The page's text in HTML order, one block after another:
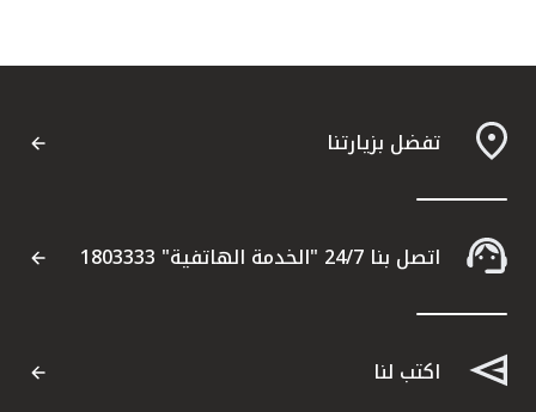
تفضل بزيارتنا
اتصل بنا 24/7 "الخدمة الهاتفية" 1803333
اكتب لنا